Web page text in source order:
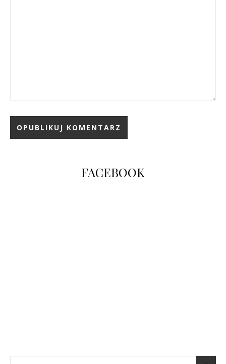
FACEBOOK